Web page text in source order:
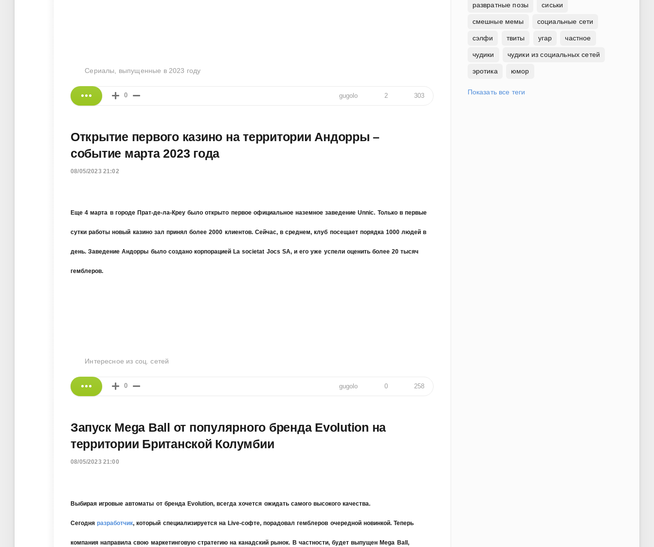
Сериалы, выпущенные в 2023 году
0 gugolo 2 303
Открытие первого казино на территории Андорры –
событие марта 2023 года
08/05/2023 21:02
Еще 4 марта в городе Прат-де-ла-Креу было открыто первое официальное наземное заведение Unnic. Только в первые
сутки работы новый казино зал принял более 2000 клиентов. Сейчас, в среднем, клуб посещает порядка 1000 людей в
день. Заведение Андорры было создано корпорацией La societat Jocs SA, и его уже успели оценить более 20 тысяч
гемблеров.
Интересное из соц. сетей
0 gugolo 0 258
Запуск Mega Ball от популярного бренда Evolution на
территории Британской Колумбии
08/05/2023 21:00
Выбирая игровые автоматы от бренда Evolution, всегда хочется ожидать самого высокого качества.
Сегодняразработчик, который специализируется на Live-софте, порадовал гемблеров очередной новинкой. Теперь
компания направила свою маркетинговую стратегию на канадский рынок. В частности, будет выпущен Mega Ball,
развратные позы сиськи
смешные мемы социальные сети
сэлфи твиты угар частное
чудики чудики из социальных сетей
эротика юмор
Показать все теги